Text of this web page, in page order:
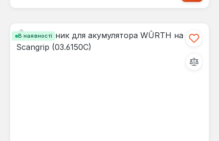
В наявності